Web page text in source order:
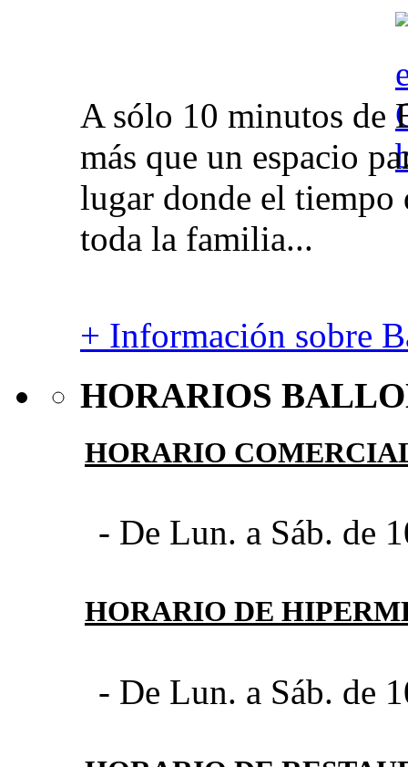
A sólo 10 minutos de
más que un espacio
lugar donde el tiempo
toda la familia...
+ Información sobre
HORARIOS
HORARIO
- De Lun. a Sáb. de
HORARIO DE
- De Lun. a Sáb. de